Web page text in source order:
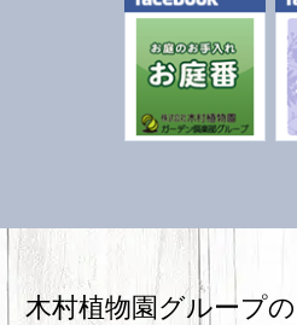
木村植物園グループ